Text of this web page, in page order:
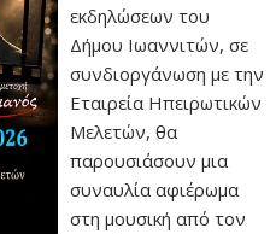
εκδηλώσεων του
Δήμου Ιωαννιτών, σε
συνδιοργάνωση με την
Εταιρεία Ηπειρωτικών
Μελετών, θα
παρουσιάσουν μια
συναυλία αφιέρωμα
στη μουσική από τον